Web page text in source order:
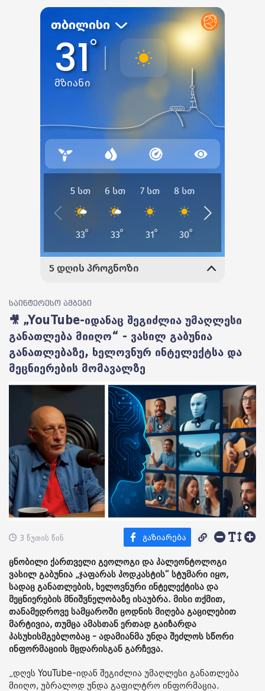
საინტერესო ამბები
🎥 „YouTube-იდანაც შეგიძლია უმაღლესი
განათლება მიიღო“ - ვასილ გაბუნია
განათლებაზე, ხელოვნურ ინტელექტსა და
მეცნიერების მომავალზე
3 წუთის წინ
ცნობილი ქართველი გეოლოგი და პალეონტოლოგი
ვასილ გაბუნია „ჯაფარას პოდკასტის“ სტუმარი იყო,
სადაც განათლების, ხელოვნური ინტელექტისა და
მეცნიერების მნიშვნელობაზე ისაუბრა. მისი თქმით,
თანამედროვე სამყაროში ცოდნის მიღება გაცილებით
მარტივია, თუმცა ამასთან ერთად გაიზარდა
პასუხისმგებლობაც - ადამიანმა უნდა შეძლოს სწორი
ინფორმაციის მცდარისგან გარჩევა.
„დღეს YouTube-იდან შეგიძლია უმაღლესი განათლება
მიიღო, უბრალოდ უნდა გაფილტრო ინფორმაცია.